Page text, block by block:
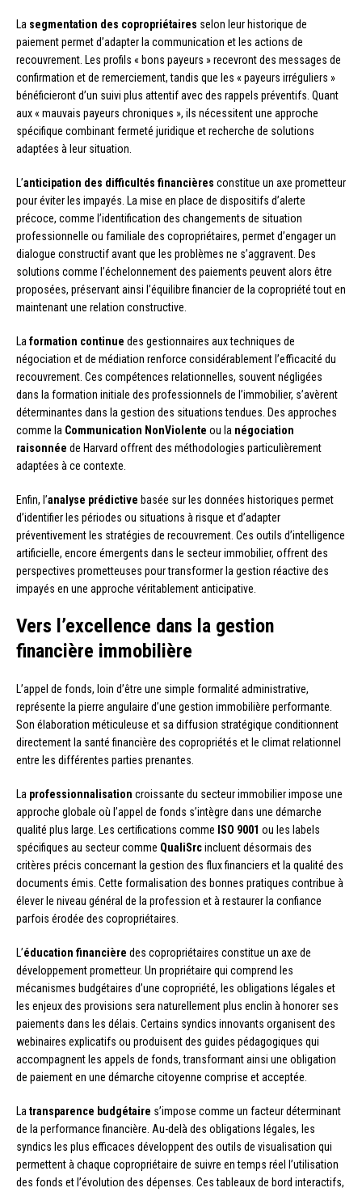
La segmentation des copropriétaires selon leur historique de
paiement permet d’adapter la communication et les actions de
recouvrement. Les profils « bons payeurs » recevront des messages de
confirmation et de remerciement, tandis que les « payeurs irréguliers »
bénéficieront d’un suivi plus attentif avec des rappels préventifs. Quant
aux « mauvais payeurs chroniques », ils nécessitent une approche
spécifique combinant fermeté juridique et recherche de solutions
adaptées à leur situation.
L’anticipation des difficultés financières constitue un axe prometteur
pour éviter les impayés. La mise en place de dispositifs d’alerte
précoce, comme l’identification des changements de situation
professionnelle ou familiale des copropriétaires, permet d’engager un
dialogue constructif avant que les problèmes ne s’aggravent. Des
solutions comme l’échelonnement des paiements peuvent alors être
proposées, préservant ainsi l’équilibre financier de la copropriété tout en
maintenant une relation constructive.
Laformation continue des gestionnaires aux techniques de
négociation et de médiation renforce considérablement l’efficacité du
recouvrement. Ces compétences relationnelles, souvent négligées
dans la formation initiale des professionnels de l’immobilier, s’avèrent
déterminantes dans la gestion des situations tendues. Des approches
comme la Communication NonViolente ou la négociation
raisonnée de Harvard offrent des méthodologies particulièrement
adaptées à ce contexte.
Enfin, l’analyse prédictive basée sur les données historiques permet
d’identifier les périodes ou situations à risque et d’adapter
préventivement les stratégies de recouvrement. Ces outils d’intelligence
artificielle, encore émergents dans le secteur immobilier, offrent des
perspectives prometteuses pour transformer la gestion réactive des
impayés en une approche véritablement anticipative.
Vers l’excellence dans la gestion
financière immobilière
L’appel de fonds, loin d’être une simple formalité administrative,
représente la pierre angulaire d’une gestion immobilière performante.
Son élaboration méticuleuse et sa diffusion stratégique conditionnent
directement la santé financière des copropriétés et le climat relationnel
entre les différentes parties prenantes.
La professionnalisation croissante du secteur immobilier impose une
approche globale où l’appel de fonds s’intègre dans une démarche
qualité plus large. Les certifications comme ISO 9001 ou les labels
spécifiques au secteur comme QualiSrcincluent désormais des
critères précis concernant la gestion des flux financiers et la qualité des
documents émis. Cette formalisation des bonnes pratiques contribue à
élever le niveau général de la profession et à restaurer la confiance
parfois érodée des copropriétaires.
L’éducation financière des copropriétaires constitue un axe de
développement prometteur. Un propriétaire qui comprend les
mécanismes budgétaires d’une copropriété, les obligations légales et
les enjeux des provisions sera naturellement plus enclin à honorer ses
paiements dans les délais. Certains syndics innovants organisent des
webinaires explicatifs ou produisent des guides pédagogiques qui
accompagnent les appels de fonds, transformant ainsi une obligation
de paiement en une démarche citoyenne comprise et acceptée.
Latransparence budgétaire s’impose comme un facteur déterminant
de la performance financière. Au-delà des obligations légales, les
syndics les plus efficaces développent des outils de visualisation qui
permettent à chaque copropriétaire de suivre en temps réel l’utilisation
des fonds et l’évolution des dépenses. Ces tableaux de bord interactifs,